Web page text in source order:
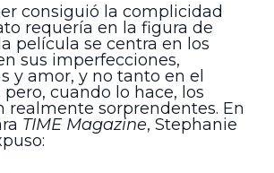
consiguió la complicidad
requería en la figura de
película se centra en los
sus imperfecciones,
y amor, y no tanto en el
cuando lo hace, los
realmente sorprendentes. En
TIME Magazine, Stephanie